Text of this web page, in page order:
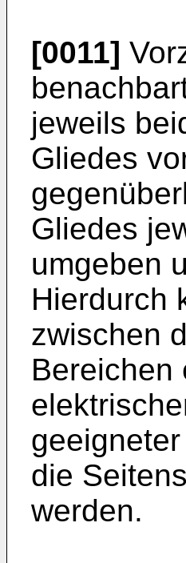
[0011]
jeweils
Gliedes
Gliedes
umgeben
Hierdurch
zwischen
Bereichen
die
werden.